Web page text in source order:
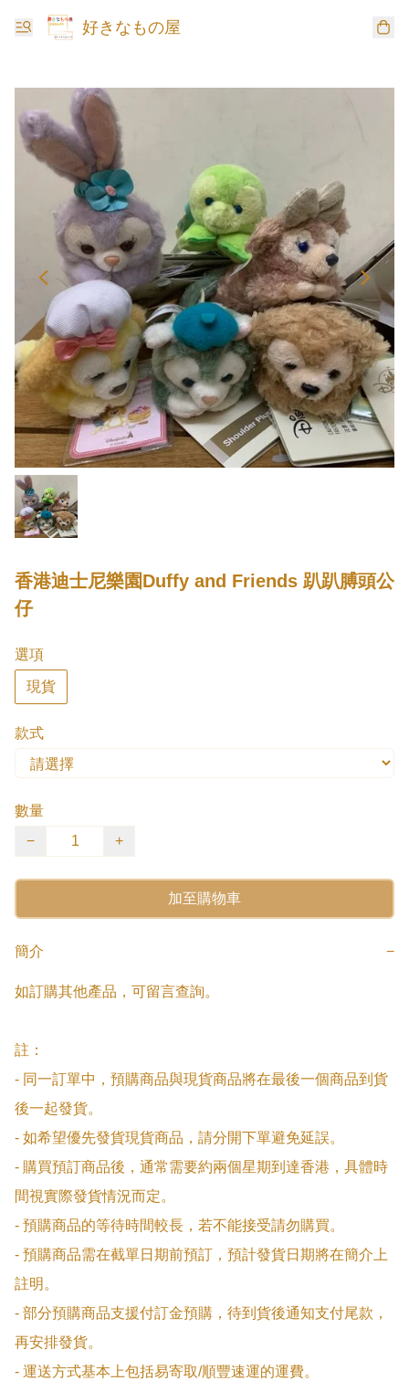
好きなもの屋
香港迪士尼樂園Duffy and Friends 趴趴膊頭公
仔
選項
現貨
款式
數量
−
+
加至購物車
簡介 −
如訂購其他產品，可留言查詢。
註：
- 同一訂單中，預購商品與現貨商品將在最後一個商品到貨
後一起發貨。
- 如希望優先發貨現貨商品，請分開下單避免延誤。
- 購買預訂商品後，通常需要約兩個星期到達香港，具體時
間視實際發貨情況而定。
- 預購商品的等待時間較長，若不能接受請勿購買。
- 預購商品需在截單日期前預訂，預計發貨日期將在簡介上
註明。
- 部分預購商品支援付訂金預購，待到貨後通知支付尾款，
再安排發貨。
- 運送方式基本上包括易寄取/順豐速運的運費。